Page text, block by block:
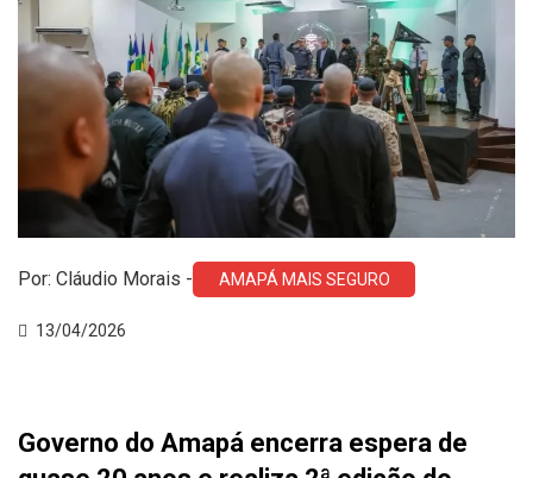
Por: Cláudio Morais - AMAPÁ MAIS SEGURO
13/04/2026
Governo do Amapá encerra espera de